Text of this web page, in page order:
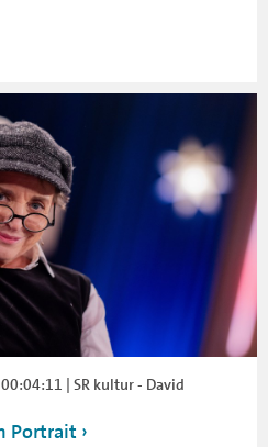
| SR kultur - David
Portrait